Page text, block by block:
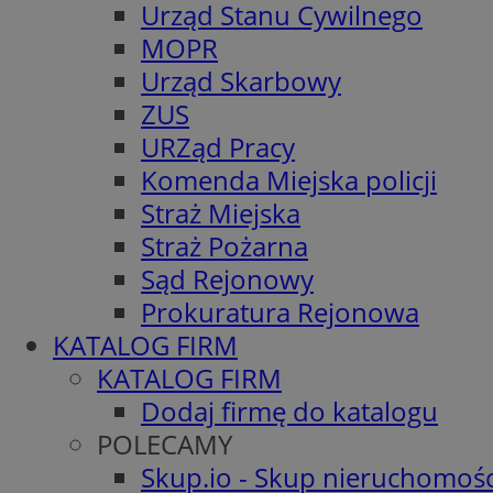
Urząd Stanu Cywilnego
MOPR
Urząd Skarbowy
ZUS
URZąd Pracy
Komenda Miejska policji
Straż Miejska
Straż Pożarna
Sąd Rejonowy
Prokuratura Rejonowa
KATALOG FIRM
KATALOG FIRM
Dodaj firmę do katalogu
POLECAMY
Skup.io - Skup